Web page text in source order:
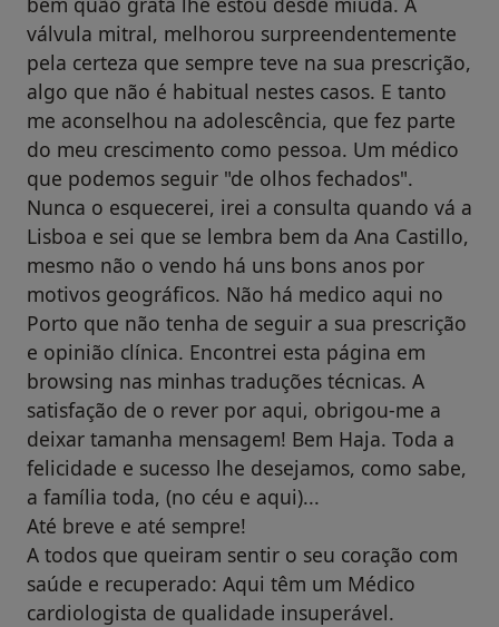
válvula mitral, melhorou surpreendentemente
pela certeza que sempre teve na sua prescrição,
algo que não é habitual nestes casos. E tanto
me aconselhou na adolescência, que fez parte
do meu crescimento como pessoa. Um médico
que podemos seguir "de olhos fechados".
Nunca o esquecerei, irei a consulta quando vá a
Lisboa e sei que se lembra bem da Ana Castillo,
mesmo não o vendo há uns bons anos por
motivos geográficos. Não há medico aqui no
Porto que não tenha de seguir a sua prescrição
e opinião clínica. Encontrei esta página em
browsing nas minhas traduções técnicas. A
satisfação de o rever por aqui, obrigou-me a
deixar tamanha mensagem! Bem Haja. Toda a
felicidade e sucesso lhe desejamos, como sabe,
a família toda, (no céu e aqui)...
Até breve e até sempre!
A todos que queiram sentir o seu coração com
saúde e recuperado: Aqui têm um Médico
cardiologista de qualidade insuperável.